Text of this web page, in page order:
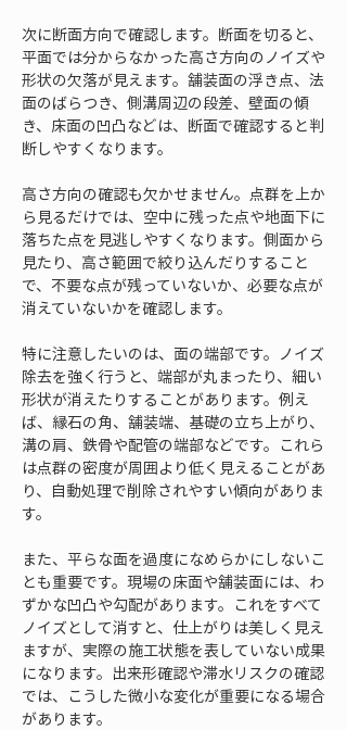
次に断面方向で確認します。断面を切ると、
平面では分からなかった高さ方向のノイズや
形状の欠落が見えます。舗装面の浮き点、法
面のばらつき、側溝周辺の段差、壁面の傾
き、床面の凹凸などは、断面で確認すると判
断しやすくなります。
高さ方向の確認も欠かせません。点群を上か
ら見るだけでは、空中に残った点や地面下に
落ちた点を見逃しやすくなります。側面から
見たり、高さ範囲で絞り込んだりすること
で、不要な点が残っていないか、必要な点が
消えていないかを確認します。
特に注意したいのは、面の端部です。ノイズ
除去を強く行うと、端部が丸まったり、細い
形状が消えたりすることがあります。例え
ば、縁石の角、舗装端、基礎の立ち上がり、
溝の肩、鉄骨や配管の端部などです。これら
は点群の密度が周囲より低く見えることがあ
り、自動処理で削除されやすい傾向がありま
す。
また、平らな面を過度になめらかにしないこ
とも重要です。現場の床面や舗装面には、わ
ずかな凹凸や勾配があります。これをすべて
ノイズとして消すと、仕上がりは美しく見え
ますが、実際の施工状態を表していない成果
になります。出来形確認や滞水リスクの確認
では、こうした微小な変化が重要になる場合
があります。